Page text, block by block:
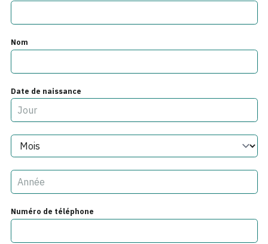
Nom
Date de naissance
Numéro de téléphone